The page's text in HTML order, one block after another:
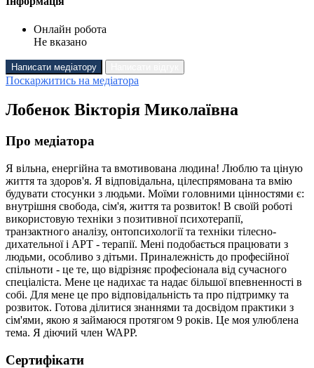
Онлайн робота
Не вказано
Написати медіатору
Поскаржитись на медіатора
Лобенок Вікторія Миколаївна
Про медіатора
Я вільна, енергійна та вмотивована людина! Люблю та ціную
життя та здоров'я. Я відповідальна, цілеспрямована та вмію
будувати стосунки з людьми. Моїми головними цінностями є:
внутрішня свобода, сім'я, життя та розвиток! В своїй роботі
використовую техніки з позитивної психотерапії,
транзактного аналізу, онтопсихології та техніки тілесно-
дихательної і АРТ - терапії. Мені подобається працювати з
людьми, особливо з дітьми. Приналежність до професійної
спільноти - це те, що відрізняє професіонала від сучасного
спеціаліста. Мене це надихає та надає більшої впевненності в
собі. Для мене це про відповідальність та про підтримку та
розвиток. Готова ділитися знаннями та досвідом практики з
сім'ями, якою я займаюся протягом 9 років. Це моя улюблена
тема. Я діючий член WAPP.
Сертифікати